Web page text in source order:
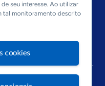
seu interesse. Ao utilizar
tal monitoramento descrito
cookies